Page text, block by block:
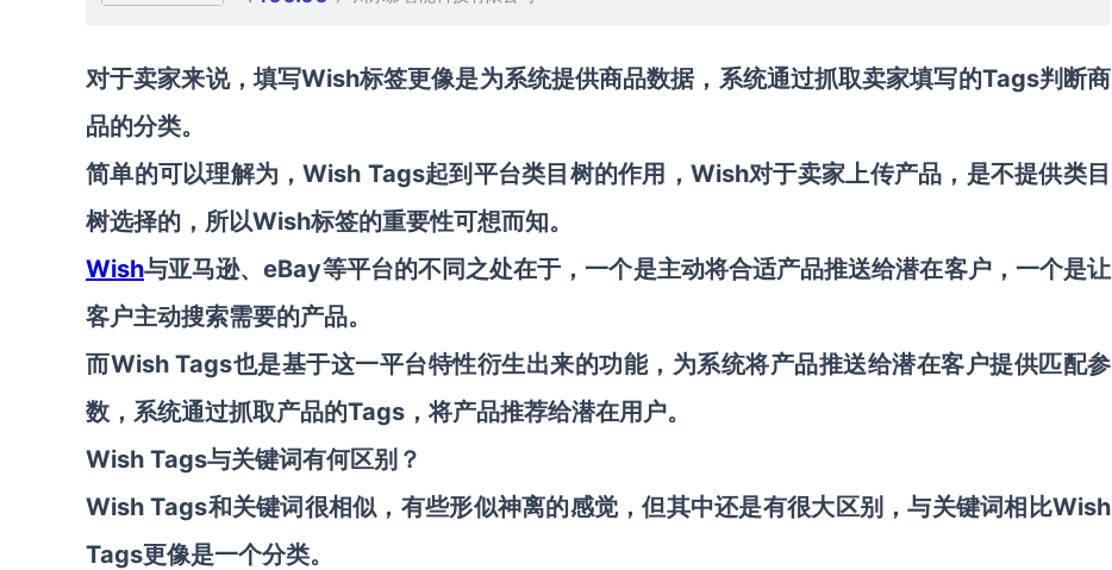
对于卖家来说，填写Wish标签更像是为系统提供商品数据，系统通过抓取卖家填写的Tags判断商
品的分类。
简单的可以理解为，Wish Tags起到平台类目树的作用，Wish对于卖家上传产品，是不提供类目
树选择的，所以Wish标签的重要性可想而知。
Wish与亚马逊、eBay等平台的不同之处在于，一个是主动将合适产品推送给潜在客户，一个是让
客户主动搜索需要的产品。
而Wish Tags也是基于这一平台特性衍生出来的功能，为系统将产品推送给潜在客户提供匹配参
数，系统通过抓取产品的Tags，将产品推荐给潜在用户。
Wish Tags与关键词有何区别？
Wish Tags和关键词很相似，有些形似神离的感觉，但其中还是有很大区别，与关键词相比Wish
Tags更像是一个分类。